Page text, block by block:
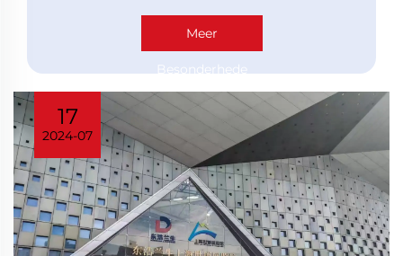
Kosteverlaging met...
Meer
Besonderhede
17
2024-07